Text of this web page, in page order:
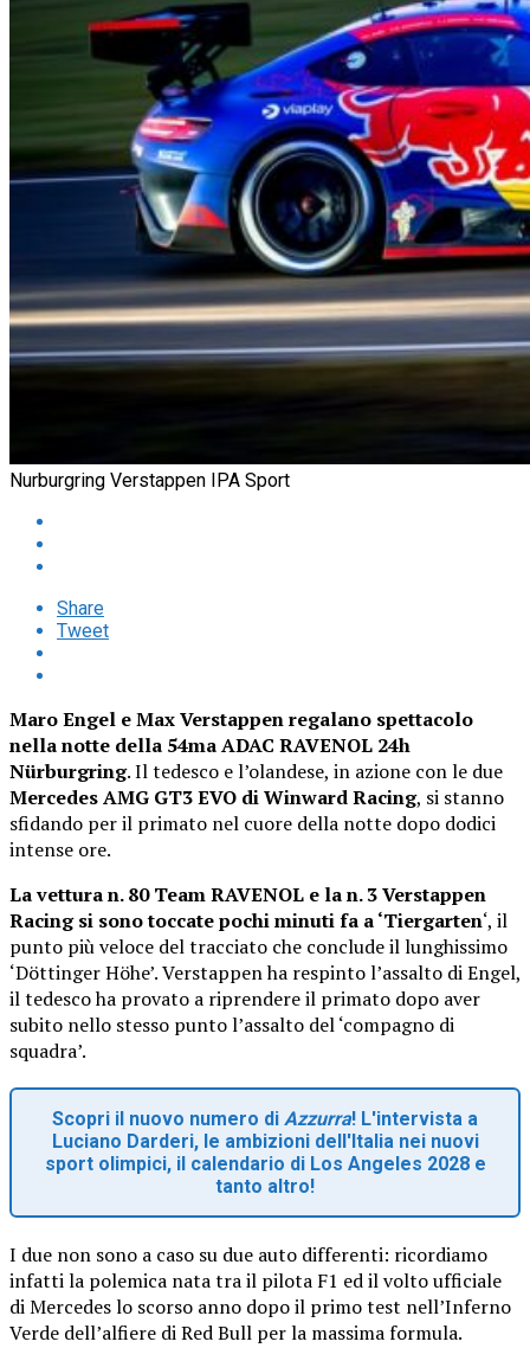
Nurburgring Verstappen IPA Sport
Share
Tweet
Maro Engel e Max Verstappen regalano spettacolo
nella notte della 54ma ADAC RAVENOL 24h
Nürburgring. Il tedesco e l’olandese, in azione con le due
Mercedes AMG GT3 EVO di Winward Racing, si stanno
sfidando per il primato nel cuore della notte dopo dodici
intense ore.
La vettura n. 80 Team RAVENOL e la n. 3 Verstappen
Racing si sono toccate pochi minuti fa a ‘Tiergarten‘, il
punto più veloce del tracciato che conclude il lunghissimo
‘Döttinger Höhe’. Verstappen ha respinto l’assalto di Engel,
il tedesco ha provato a riprendere il primato dopo aver
subito nello stesso punto l’assalto del ‘compagno di
squadra’.
Scopri il nuovo numero di Azzurra! L'intervista a
Luciano Darderi, le ambizioni dell'Italia nei nuovi
sport olimpici, il calendario di Los Angeles 2028 e
tanto altro!
I due non sono a caso su due auto differenti: ricordiamo
infatti la polemica nata tra il pilota F1 ed il volto ufficiale
di Mercedes lo scorso anno dopo il primo test nell’Inferno
Verde dell’alfiere di Red Bull per la massima formula.